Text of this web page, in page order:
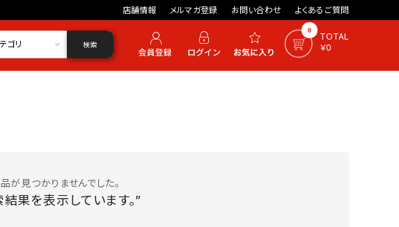
店舗情報 メルマガ登録 お問い合わせ よくあるご質問
0
TOTAL
￥0
ゴリ 検索
が見つかりませんでした。
果を表示しています。”